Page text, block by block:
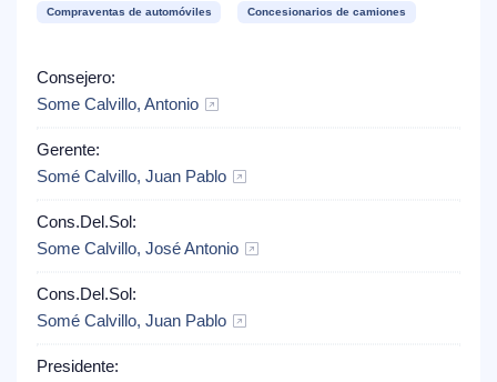
Compraventas de automóviles Concesionarios de camiones
Consejero:
Some Calvillo, Antonio
Gerente:
Somé Calvillo, Juan Pablo
Cons.Del.Sol:
Some Calvillo, José Antonio
Cons.Del.Sol:
Somé Calvillo, Juan Pablo
Presidente: